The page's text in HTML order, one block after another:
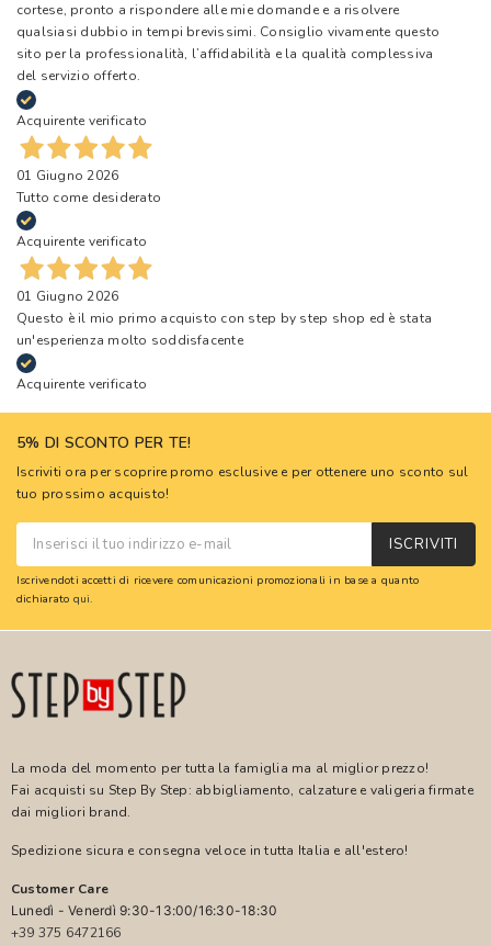
cortese, pronto a rispondere alle mie domande e a risolvere
qualsiasi dubbio in tempi brevissimi. Consiglio vivamente questo
sito per la professionalità, l’affidabilità e la qualità complessiva
del servizio offerto.
Acquirente verificato
01 Giugno 2026
Tutto come desiderato
Acquirente verificato
01 Giugno 2026
Questo è il mio primo acquisto con step by step shop ed è stata
un'esperienza molto soddisfacente
Acquirente verificato
5% DI SCONTO PER TE!
Iscriviti ora per scoprire promo esclusive e per ottenere uno sconto sul
tuo prossimo acquisto!
ISCRIVITI
Iscrivendoti accetti di ricevere comunicazioni promozionali in base a quanto
dichiarato qui.
La moda del momento per tutta la famiglia ma al miglior prezzo!
Fai acquisti su Step By Step: abbigliamento, calzature e valigeria firmate
dai migliori brand.
Spedizione sicura e consegna veloce in tutta Italia e all'estero!
Customer Care
Lunedì - Venerdì 9:30-13:00/16:30-18:30
+39 375 6472166